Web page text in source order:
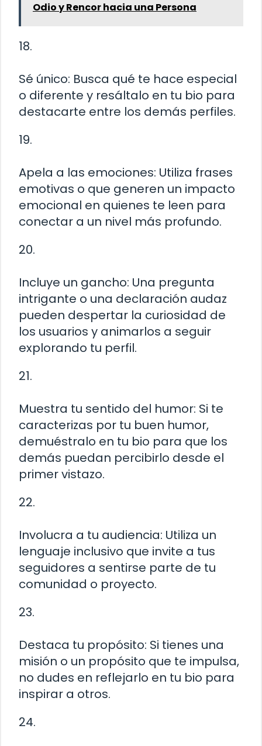
Odio y Rencor hacia una Persona
18.
Sé único: Busca qué te hace especial
o diferente y resáltalo en tu bio para
destacarte entre los demás perfiles.
19.
Apela a las emociones: Utiliza frases
emotivas o que generen un impacto
emocional en quienes te leen para
conectar a un nivel más profundo.
20.
Incluye un gancho: Una pregunta
intrigante o una declaración audaz
pueden despertar la curiosidad de
los usuarios y animarlos a seguir
explorando tu perfil.
21.
Muestra tu sentido del humor: Si te
caracterizas por tu buen humor,
demuéstralo en tu bio para que los
demás puedan percibirlo desde el
primer vistazo.
22.
Involucra a tu audiencia: Utiliza un
lenguaje inclusivo que invite a tus
seguidores a sentirse parte de tu
comunidad o proyecto.
23.
Destaca tu propósito: Si tienes una
misión o un propósito que te impulsa,
no dudes en reflejarlo en tu bio para
inspirar a otros.
24.